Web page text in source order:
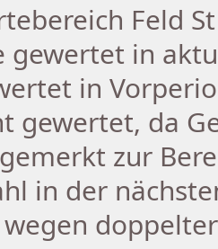
Feld
gewertet in
in
gewertet, da
zur
in der